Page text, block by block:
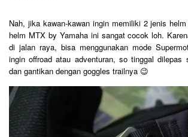
Nah, jika kawan-kawan ingin memiliki 2 jenis
helm MTX by Yamaha ini sangat cocok loh.
di jalan raya, bisa menggunakan mode
ingin offroad atau adventuran, so tinggal dilepas
dan gantikan dengan goggles trailnya 😉